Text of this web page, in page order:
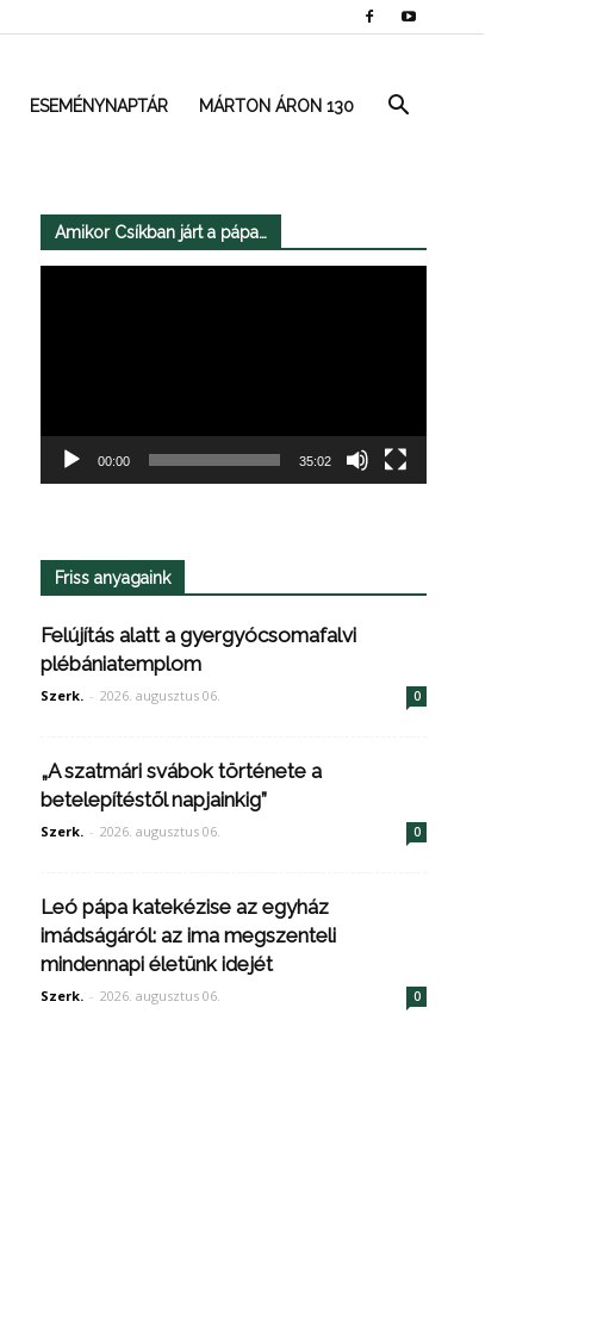
ESEMÉNYNAPTÁR MÁRTON ÁRON 130
Amikor Csíkban járt a pápa…
00:00 35:02
Friss anyagaink
Felújítás alatt a gyergyócsomafalvi
plébániatemplom
Szerk. - 2026. augusztus 06. 0
„A szatmári svábok története a
betelepítéstől napjainkig”
Szerk. - 2026. augusztus 06. 0
Leó pápa katekézise az egyház
imádságáról: az ima megszenteli
mindennapi életünk idejét
Szerk. - 2026. augusztus 06. 0